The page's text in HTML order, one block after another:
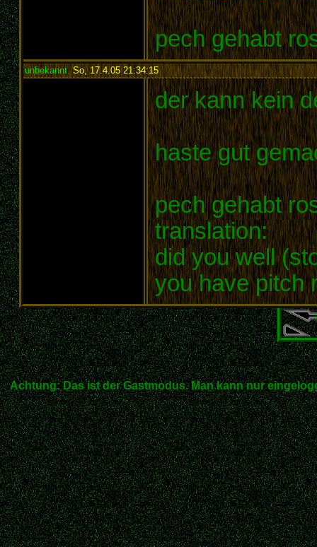
pech gehabt
unbekannt,So, 17.4.05 21:34:15:
der kann kein
haste gut
pech gehabt
translation:
did you well
you have pitch
Achtung: Das ist der Gastmodus. Man kann nur